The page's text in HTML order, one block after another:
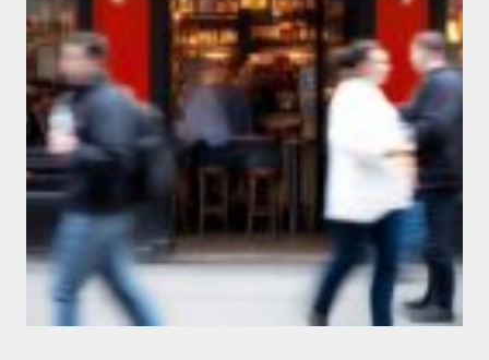
Marques & Enseignes
DESIGN OSABA
#branding #design